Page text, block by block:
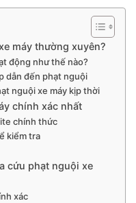
máy thường xuyên?
động như thế nào?
dẫn đến phạt nguội
nguội xe máy kịp thời
chính xác nhất
chính thức
kiểm tra
cứu phạt nguội xe
xác